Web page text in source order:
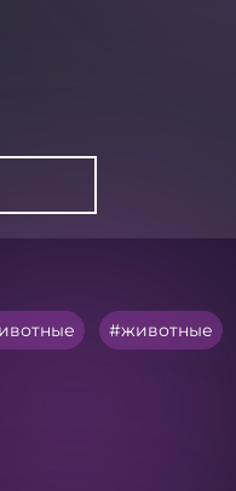
животные